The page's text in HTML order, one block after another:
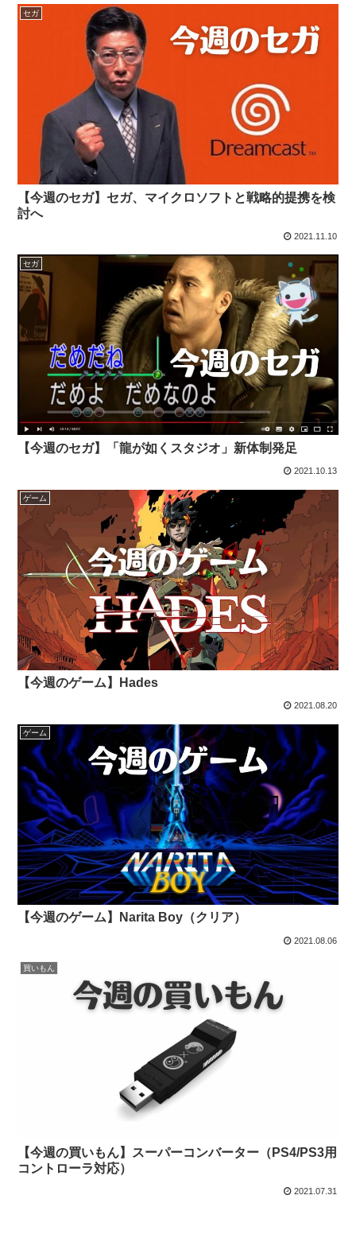
セガ
【今週のセガ】セガ、マイクロソフトと戦略的提携を検
討へ
2021.11.10
セガ
【今週のセガ】「龍が如くスタジオ」新体制発足
2021.10.13
ゲーム
【今週のゲーム】Hades
2021.08.20
ゲーム
【今週のゲーム】Narita Boy（クリア）
2021.08.06
買いもん
【今週の買いもん】スーパーコンバーター（PS4/PS3用
コントローラ対応）
2021.07.31